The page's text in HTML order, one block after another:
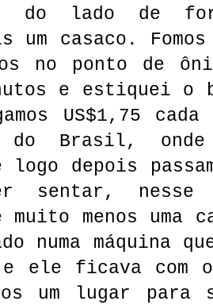
do lado de
um casaco.
no ponto de
e estiquei o
US$1,75 cada
Brasil, onde
logo depois
sentar,
muito menos
numa máquina
ele ficava com
um lugar para